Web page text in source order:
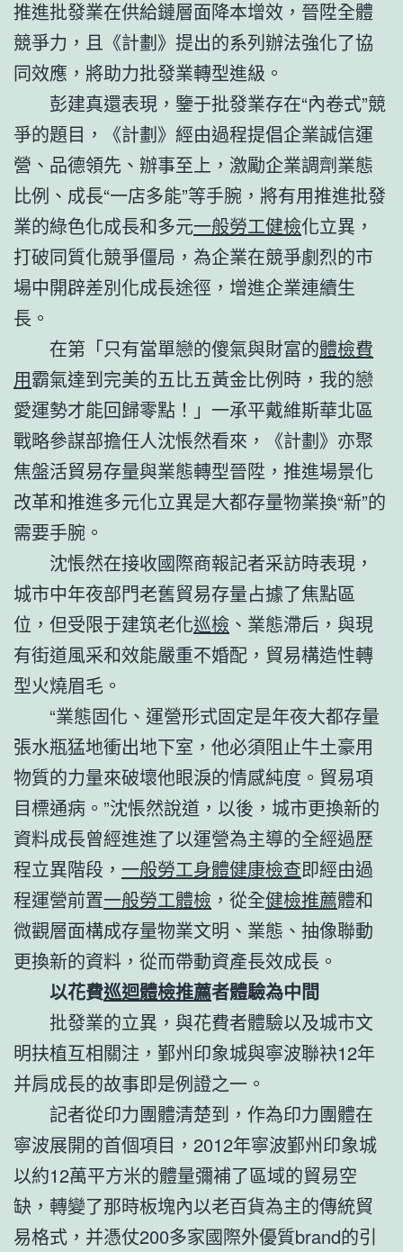
推進批發業在供給鏈層面降本增效，晉陞全體
競爭力，且《計劃》提出的系列辦法強化了協
同效應，將助力批發業轉型進級。
彭建真還表現，鑒于批發業存在“內卷式”競
爭的題目，《計劃》經由過程提倡企業誠信運
營、品德領先、辦事至上，激勵企業調劑業態
比例、成長“一店多能”等手腕，將有用推進批發
業的綠色化成長和多元一般勞工健檢化立異，
打破同質化競爭僵局，為企業在競爭劇烈的市
場中開辟差別化成長途徑，增進企業連續生
長。
在第「只有當單戀的傻氣與財富的體檢費
用霸氣達到完美的五比五黃金比例時，我的戀
愛運勢才能回歸零點！」一承平戴維斯華北區
戰略參謀部擔任人沈悵然看來，《計劃》亦聚
焦盤活貿易存量與業態轉型晉陞，推進場景化
改革和推進多元化立異是大都存量物業換“新”的
需要手腕。
沈悵然在接收國際商報記者采訪時表現，
城市中年夜部門老舊貿易存量占據了焦點區
位，但受限于建筑老化巡檢 、業態滯后，與現
有街道風采和效能嚴重不婚配，貿易構造性轉
型火燒眉毛。
“業態固化、運營形式固定是年夜大都存量
張水瓶猛地衝出地下室，他必須阻止牛土豪用
物質的力量來破壞他眼淚的情感純度。貿易項
目標通病。”沈悵然說道，以後，城市更換新的
資料成長曾經進進了以運營為主導的全經過歷
程立異階段， 一般勞工身體健康檢查即經由過
程運營前置一般勞工體檢 ，從全健檢推薦體和
微觀層面構成存量物業文明、業態、抽像聯動
更換新的資料，從而帶動資產長效成長。
以花費巡迴體檢推薦者體驗為中間
批發業的立異，與花費者體驗以及城市文
明扶植互相關注，鄞州印象城與寧波聯袂12年
并肩成長的故事即是例證之一。
記者從印力團體清楚到，作為印力團體在
寧波展開的首個項目，2012年寧波鄞州印象城
以約12萬平方米的體量彌補了區域的貿易空
缺，轉變了那時板塊內以老百貨為主的傳統貿
易格式，并憑仗200多家國際外優質brand的引